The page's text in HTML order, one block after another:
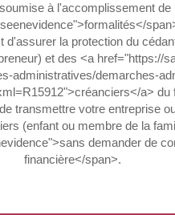
à l'accomplissement de
d'assurer la protection du
et des <a href="https://
administratives/demarches-
a> du
transmettre votre entreprise
(enfant ou membre de la
demander de
financière</span>.